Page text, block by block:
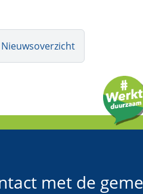
Nieuwsoverzicht
met de